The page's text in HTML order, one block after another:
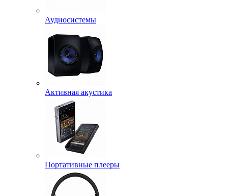
Аудиосистемы
Активная акустика
Портативные плееры